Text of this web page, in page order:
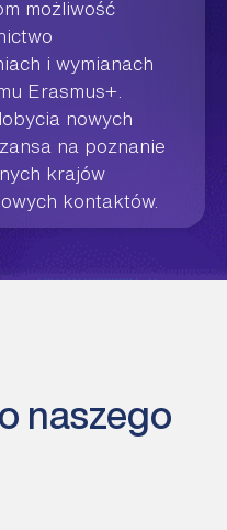
możliwość
i wymianach
Erasmus+.
nowych
na poznanie
krajów
kontaktów.
naszego